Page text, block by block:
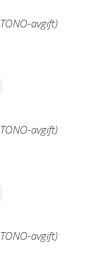
avgift)
avgift)
avgift)